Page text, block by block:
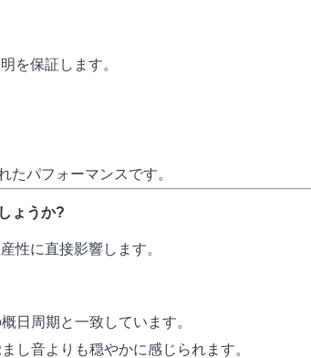
を保証します。
パフォーマンスです。
ょうか?
性に直接影響します。
日周期と一致しています。
し音よりも穏やかに感じられます。